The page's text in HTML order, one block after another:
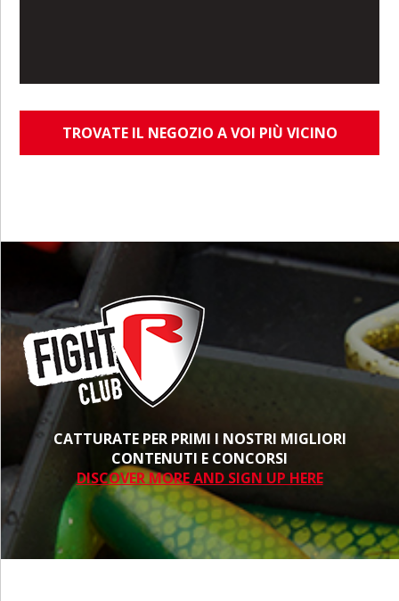
TROVATE IL NEGOZIO A VOI PIÙ VICINO
CATTURATE PER PRIMI I NOSTRI MIGLIORI
CONTENUTI E CONCORSI
DISCOVER MORE AND SIGN UP HERE